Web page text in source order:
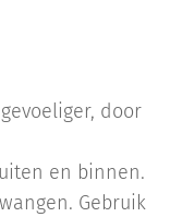
door
en binnen.
Gebruik